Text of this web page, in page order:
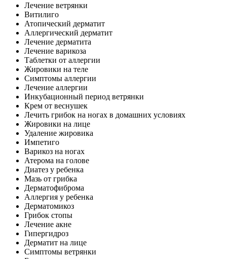
Лечение ветрянки
Витилиго
Атопический дерматит
Аллергический дерматит
Лечение дерматита
Лечение варикоза
Таблетки от аллергии
Жировики на теле
Симптомы аллергии
Лечение аллергии
Инкубационный период ветрянки
Крем от веснушек
Лечить грибок на ногах в домашних условиях
Жировики на лице
Удаление жировика
Импетиго
Варикоз на ногах
Атерома на голове
Диатез у ребенка
Мазь от грибка
Дерматофиброма
Аллергия у ребенка
Дерматомикоз
Грибок стопы
Лечение акне
Гипергидроз
Дерматит на лице
Симптомы ветрянки